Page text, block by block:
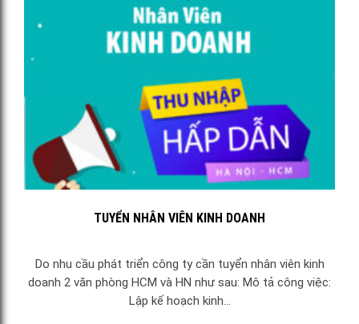
TUYỂN NHÂN VIÊN KINH DOANH
Do nhu cầu phát triển công ty cần tuyển nhân viên kinh
doanh 2 văn phòng HCM và HN như sau: Mô tả công việc:
Lập kế hoạch kinh...